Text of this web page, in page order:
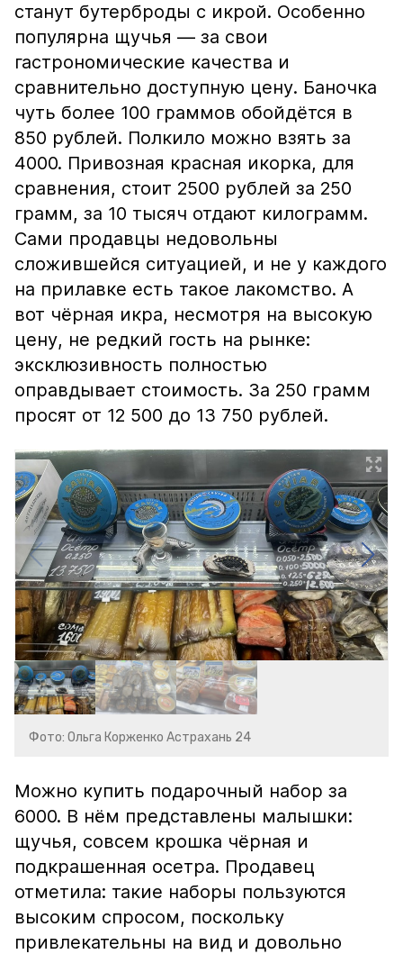
станут бутерброды с икрой. Особенно
популярна щучья — за свои
гастрономические качества и
сравнительно доступную цену. Баночка
чуть более 100 граммов обойдётся в
850 рублей. Полкило можно взять за
4000. Привозная красная икорка, для
сравнения, стоит 2500 рублей за 250
грамм, за 10 тысяч отдают килограмм.
Сами продавцы недовольны
сложившейся ситуацией, и не у каждого
на прилавке есть такое лакомство. А
вот чёрная икра, несмотря на высокую
цену, не редкий гость на рынке:
эксклюзивность полностью
оправдывает стоимость. За 250 грамм
просят от 12 500 до 13 750 рублей.
Фото: Ольга Корженко Астрахань 24
Можно купить подарочный набор за
6000. В нём представлены малышки:
щучья, совсем крошка чёрная и
подкрашенная осетра. Продавец
отметила: такие наборы пользуются
высоким спросом, поскольку
привлекательны на вид и довольно